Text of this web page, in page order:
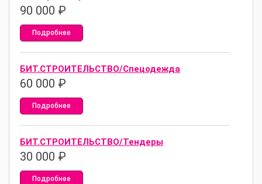
90 000 ₽
Подробнее
БИТ.СТРОИТЕЛЬСТВО/Спецодежда
60 000 ₽
Подробнее
БИТ.СТРОИТЕЛЬСТВО/Тендеры
30 000 ₽
Подробнее